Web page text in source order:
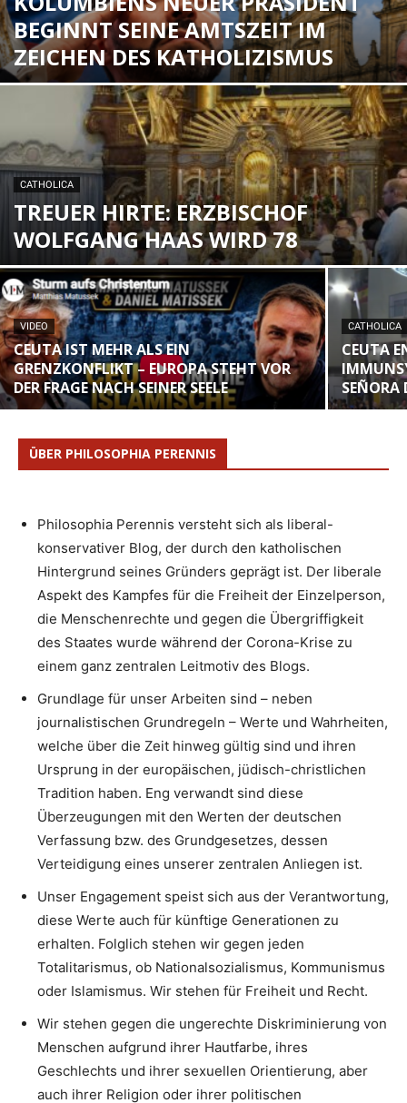
BEGINNT SEINE AMTSZEIT IM
ZEICHEN DES KATHOLIZISMUS
CATHOLICA
TREUER HIRTE: ERZBISCHOF
WOLFGANG HAAS WIRD 78
VIDEO
CEUTA IST MEHR ALS EIN
GRENZKONFLIKT – EUROPA STEHT VOR
DER FRAGE NACH SEINER SEELE
CATHOLICA
CEUTA
SEÑORA
ÜBER PHILOSOPHIA PERENNIS
Philosophia Perennis versteht sich als liberal-
konservativer Blog, der durch den katholischen
Hintergrund seines Gründers geprägt ist. Der liberale
Aspekt des Kampfes für die Freiheit der Einzelperson,
die Menschenrechte und gegen die Übergriffigkeit
des Staates wurde während der Corona-Krise zu
einem ganz zentralen Leitmotiv des Blogs.
Grundlage für unser Arbeiten sind – neben
journalistischen Grundregeln – Werte und Wahrheiten,
welche über die Zeit hinweg gültig sind und ihren
Ursprung in der europäischen, jüdisch-christlichen
Tradition haben. Eng verwandt sind diese
Überzeugungen mit den Werten der deutschen
Verfassung bzw. des Grundgesetzes, dessen
Verteidigung eines unserer zentralen Anliegen ist.
Unser Engagement speist sich aus der Verantwortung,
diese Werte auch für künftige Generationen zu
erhalten. Folglich stehen wir gegen jeden
Totalitarismus, ob Nationalsozialismus, Kommunismus
oder Islamismus. Wir stehen für Freiheit und Recht.
Wir stehen gegen die ungerechte Diskriminierung von
Menschen aufgrund ihrer Hautfarbe, ihres
Geschlechts und ihrer sexuellen Orientierung, aber
auch ihrer Religion oder ihrer politischen